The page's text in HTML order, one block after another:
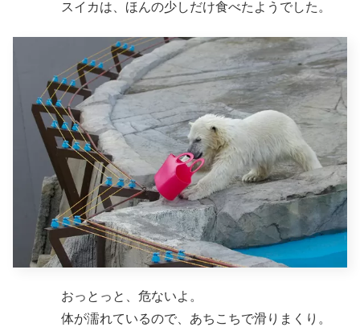
スイカは、ほんの少しだけ食べたようでした。
おっとっと、危ないよ。
体が濡れているので、あちこちで滑りまくり。